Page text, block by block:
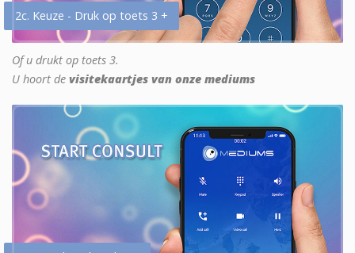
2c. Keuze - Druk op toets 3 +
Of u drukt op toets 3.
U hoort de visitekaartjes van onze mediums